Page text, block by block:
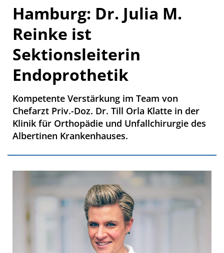
Hamburg: Dr. Julia M.
Reinke ist
Sektionsleiterin
Endoprothetik
Kompetente Verstärkung im Team von
Chefarzt Priv.-Doz. Dr. Till Orla Klatte in der
Klinik für Orthopädie und Unfallchirurgie des
Albertinen Krankenhauses.